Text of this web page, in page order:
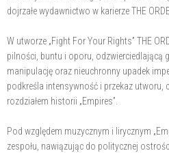
dojrzałe wydawnictwo w karierze THE
W utworze „Fight For Your Rights” THE
pilności, buntu i oporu, odzwierciedlającą
manipulację oraz nieuchronny upadek
podkreśla intensywność i przekaz utworu,
rozdziałem historii „Empires”.
Pod względem muzycznym i lirycznym
zespołu, nawiązując do politycznej